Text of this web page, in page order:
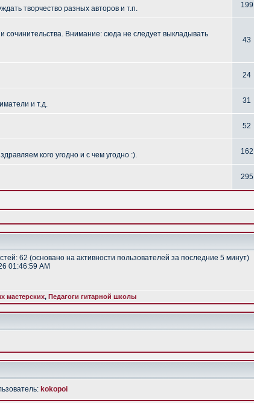
творчество разных авторов и т.п. 199
Внимание: сюда не следует выкладывать
43
24
и т.д. 31
52
кого угодно и с чем угодно :). 162
295
62 (основано на активности пользователей за последние 5 минут)
01:46:59 AM
мастерских, Педагоги гитарной школы
kokopoi